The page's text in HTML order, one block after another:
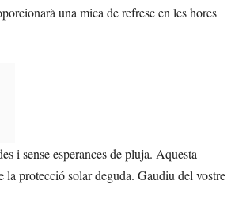
una mica de refresc en les hores
i sense esperances de pluja. Aquesta
protecció solar deguda. Gaudiu del vostre